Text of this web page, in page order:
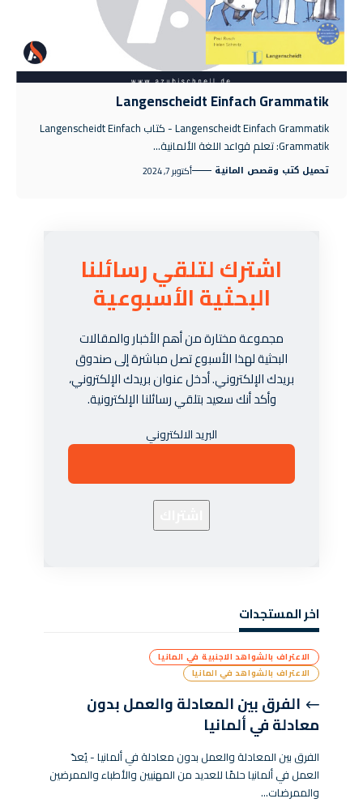
Langenscheidt Einfach Grammatik
Langenscheidt Einfach Grammatik - كتاب Langenscheidt Einfach
Grammatik: تعلم قواعد اللغة الألمانية…
تحميل كتب وقصص المانية أكتوبر 7, 2024
اشترك لتلقي رسائلنا
البحثية الأسبوعية
مجموعة مختارة من أهم الأخبار والمقالات
البحثية لهذا الأسبوع تصل مباشرة إلى صندوق
بريدك الإلكتروني. أدخل عنوان بريدك الإلكتروني،
وأكد أنك سعيد بتلقي رسائلنا الإلكترونية.
البريد الالكتروني
اخر المستجدات
الاعتراف بالشواهد الاجنبية في المانيا
الاعتراف بالشواهد في المانيا
الفرق بين المعادلة والعمل بدون
معادلة في ألمانيا
الفرق بين المعادلة والعمل بدون معادلة في ألمانيا - يُعدّ
العمل في ألمانيا حلمًا للعديد من المهنيين والأطباء والممرضين
والممرضات…